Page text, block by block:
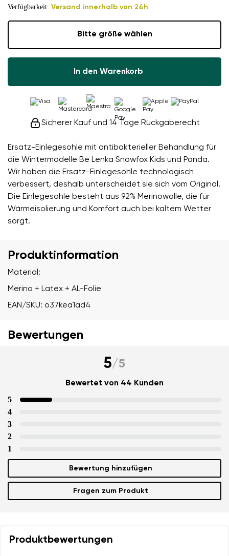
Land ändern
Ersatz-Einlegesohle mit antibakterieller Behandlung für
die Wintermodelle Be Lenka Snowfox Kids und Panda.
Wir haben die Ersatz-Einlegesohle technologisch
verbessert, deshalb unterscheidet sie sich vom Original.
Die Einlegesohle besteht aus 92% Merinowolle, die für
Wärmeisolierung und Komfort auch bei kaltem Wetter
sorgt.
Verfügbarkeit: Versand innerhalb von 24h
Bitte größe wählen
In den Warenkorb
Sicherer Kauf und 14 Tage Rückgaberecht
Produktinformation
Material:
Merino + Latex + AL-Folie
EAN/SKU: o37kea1ad4
Deine E-Mail
Bewertungen
5/5
Bewertet von 44 Kunden
5
4
3
2
1
Bewertung hinzufügen
Fragen zum Produkt
Produktbewertungen